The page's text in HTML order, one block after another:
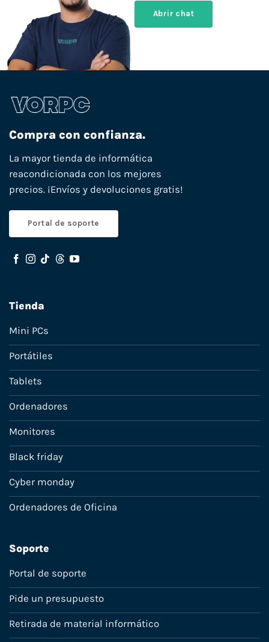
Abrir chat
Compra con confianza.
La mayor tienda de informática
reacondicionada con los mejores
precios. ¡Envíos y devoluciones gratis!
Portal de soporte
Tienda
Mini PCs
Portátiles
Tablets
Ordenadores
Monitores
Black friday
Cyber monday
Ordenadores de Oficina
Soporte
Portal de soporte
Pide un presupuesto
Retirada de material informático